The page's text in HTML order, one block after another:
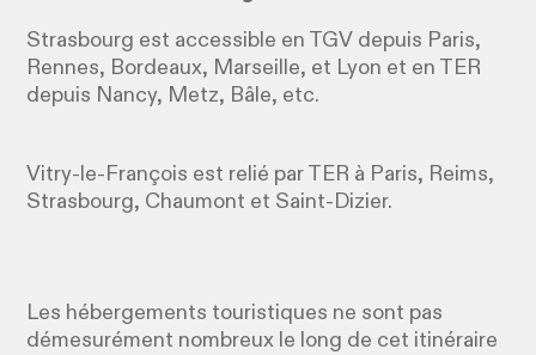
Strasbourg est accessible en TGV depuis Paris,
Rennes, Bordeaux, Marseille, et Lyon et en TER
depuis Nancy, Metz, Bâle, etc.
Vitry-le-François est relié par TER à Paris, Reims,
Strasbourg, Chaumont et Saint-Dizier.
Les hébergements touristiques ne sont pas
démesurément nombreux le long de cet itinéraire